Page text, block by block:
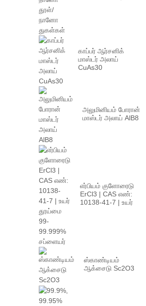
காப்பர் ஆர்சனிக்
மாஸ்டர் அலாய்
CuAs30
அலுமினியம் போரான்
மாஸ்டர் அலாய் AlB8
எர்பியம் குளோரைடு
ErCl3 | CAS எண்:
10138-41-7 | உயர்
ஸ்காண்டியம்
ஆக்சைடு Sc2O3